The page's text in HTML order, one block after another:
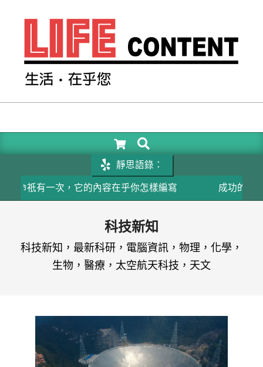
LIFE
SEARCH
靜思語錄：
命祇有一次，它的內容在乎你怎樣編寫 成功的關鍵
科技新知
科技新知，最新科研，電腦資訊，物理，化學，
生物，醫療，太空航天科技，天文